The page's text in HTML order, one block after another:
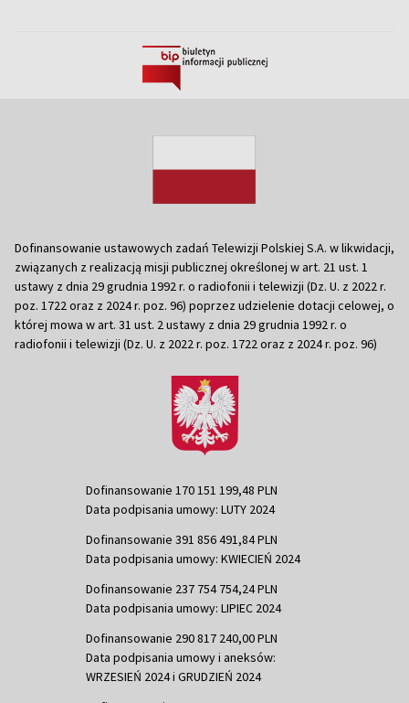
Dofinansowanie ustawowych zadań Telewizji Polskiej S.A. w likwidacji,
związanych z realizacją misji publicznej określonej w art. 21 ust. 1
ustawy z dnia 29 grudnia 1992 r. o radiofonii i telewizji (Dz. U. z 2022 r.
poz. 1722 oraz z 2024 r. poz. 96) poprzez udzielenie dotacji celowej, o
której mowa w art. 31 ust. 2 ustawy z dnia 29 grudnia 1992 r. o
radiofonii i telewizji (Dz. U. z 2022 r. poz. 1722 oraz z 2024 r. poz. 96)
Dofinansowanie 170 151 199,48 PLN
Data podpisania umowy: LUTY 2024
Dofinansowanie 391 856 491,84 PLN
Data podpisania umowy: KWIECIEŃ 2024
Dofinansowanie 237 754 754,24 PLN
Data podpisania umowy: LIPIEC 2024
Dofinansowanie 290 817 240,00 PLN
Data podpisania umowy i aneksów:
WRZESIEŃ 2024 i GRUDZIEŃ 2024